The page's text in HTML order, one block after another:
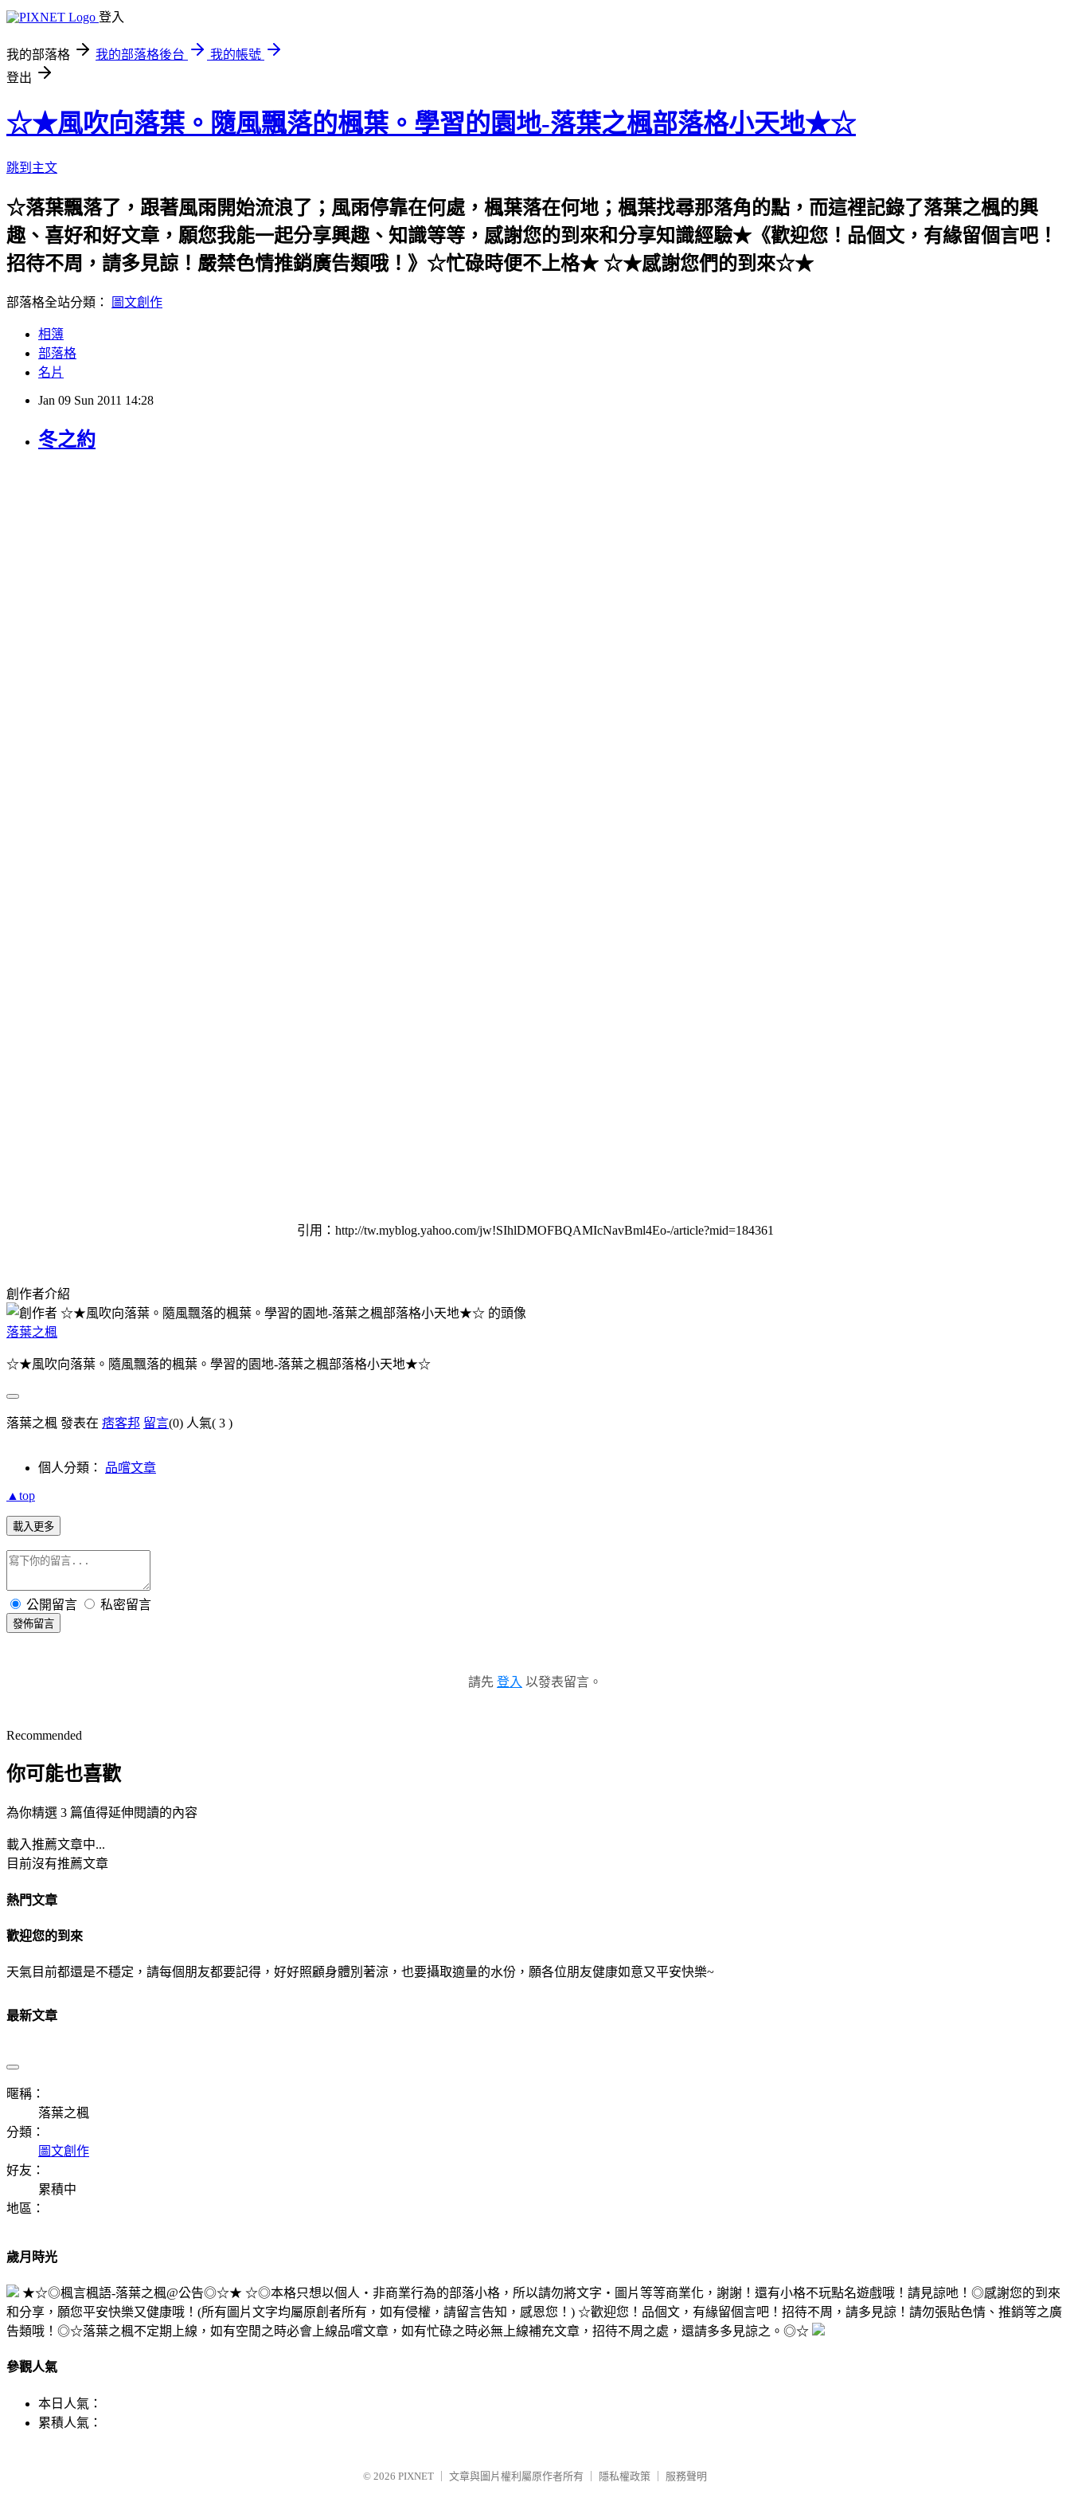
登入
我的部落格 我的部落格後台
我的帳號
登出
☆★風吹向落葉。隨風飄落的楓葉。學習的園地-落葉之楓部落格小天地★☆
跳到主文
☆落葉飄落了，跟著風雨開始流浪了；風雨停靠在何處，楓葉落在何地；楓葉找尋那落角的點，而這裡記錄了落葉之楓的興
趣、喜好和好文章，願您我能一起分享興趣、知識等等，感謝您的到來和分享知識經驗★《歡迎您！品個文，有緣留個言吧！
招待不周，請多見諒！嚴禁色情推銷廣告類哦！》☆忙碌時便不上格★ ☆★感謝您們的到來☆★
部落格全站分類： 圖文創作
相簿
部落格
名片
Jan 09 Sun 2011 14:28
冬之約
引用：http://tw.myblog.yahoo.com/jw!SIhlDMOFBQAMIcNavBml4Eo-/article?mid=184361
創作者介紹
落葉之楓
☆★風吹向落葉。隨風飄落的楓葉。學習的園地-落葉之楓部落格小天地★☆
落葉之楓 發表在 痞客邦 留言(0) 人氣( 3 )
個人分類： 品嚐文章
▲top
載入更多
公開留言 私密留言
發佈留言
請先 登入 以發表留言。
Recommended
你可能也喜歡
為你精選 3 篇值得延伸閱讀的內容
載入推薦文章中...
目前沒有推薦文章
熱門文章
歡迎您的到來
天氣目前都還是不穩定，請每個朋友都要記得，好好照顧身體別著涼，也要攝取適量的水份，願各位朋友健康如意又平安快樂~
最新文章
暱稱：
落葉之楓
分類：
圖文創作
好友：
累積中
地區：
歲月時光
★☆◎楓言楓語-落葉之楓@公告◎☆★ ☆◎本格只想以個人‧非商業行為的部落小格，所以請勿將文字‧圖片等等商業化，謝謝！還有小格不玩點名遊戲哦！請見諒吔！◎感謝您的到來
和分享，願您平安快樂又健康哦！(所有圖片文字均屬原創者所有，如有侵權，請留言告知，感恩您！) ☆歡迎您！品個文，有緣留個言吧！招待不周，請多見諒！請勿張貼色情、推銷等之廣
告類哦！◎☆落葉之楓不定期上線，如有空閒之時必會上線品嚐文章，如有忙碌之時必無上線補充文章，招待不周之處，還請多多見諒之。◎☆
參觀人氣
本日人氣：
累積人氣：
© 2026 PIXNET 文章與圖片權利屬原作者所有 隱私權政策 服務聲明